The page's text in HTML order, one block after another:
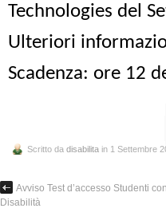
Technologies del
Ulteriori
Scadenza: ore 12
Scritto da disabilita in 1 Settembre
Avviso Test d’accesso Studenti
Disabilità